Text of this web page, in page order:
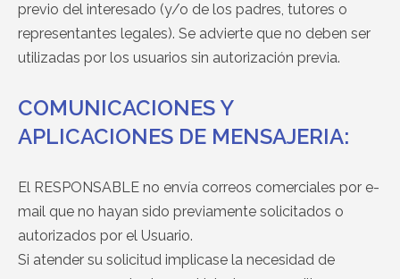
previo del interesado (y/o de los padres, tutores o
representantes legales). Se advierte que no deben ser
utilizadas por los usuarios sin autorización previa.
COMUNICACIONES Y
APLICACIONES DE MENSAJERIA:
El RESPONSABLE no envía correos comerciales por e-
mail que no hayan sido previamente solicitados o
autorizados por el Usuario.
Si atender su solicitud implicase la necesidad de